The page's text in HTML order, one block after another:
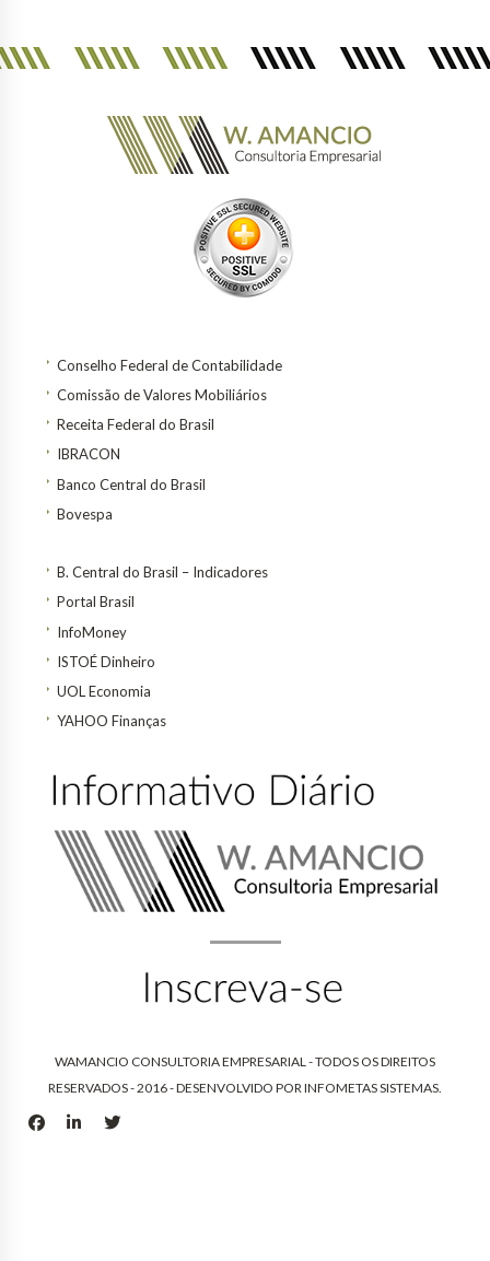
Conselho Federal de Contabilidade
Comissão de Valores Mobiliários
Receita Federal do Brasil
IBRACON
Banco Central do Brasil
Bovespa
B. Central do Brasil – Indicadores
Portal Brasil
InfoMoney
ISTOÉ Dinheiro
UOL Economia
YAHOO Finanças
WAMANCIO CONSULTORIA EMPRESARIAL - TODOS OS DIREITOS
RESERVADOS - 2016 - DESENVOLVIDO POR INFOMETAS SISTEMAS